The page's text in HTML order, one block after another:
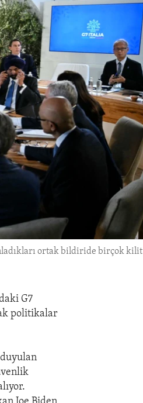
ortak bildiride birçok kilit
G7
politikalar
duyulan